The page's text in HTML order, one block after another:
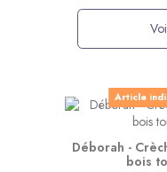
Article
Déborah -
bois